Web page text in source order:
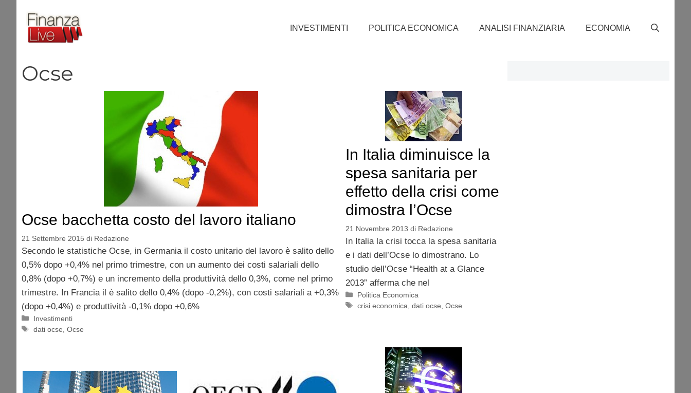
contenuto
INVESTIMENTI POLITICA ECONOMICA ANALISI FINANZIARIA ECONOMIA
Ocse
Ocse bacchetta costo del lavoro italiano
21 Settembre 2015 di Redazione
Secondo le statistiche Ocse, in Germania il costo unitario del lavoro è salito dello
0,5% dopo +0,4% nel primo trimestre, con un aumento dei costi salariali dello
0,8% (dopo +0,7%) e un incremento della produttività dello 0,3%, come nel primo
trimestre. In Francia il è salito dello 0,4% (dopo -0,2%), con costi salariali a +0,3%
(dopo +0,4%) e produttività -0,1% dopo +0,6%
Categorie
Investimenti
Tag
dati ocse ,Ocse
In Italia diminuisce la
spesa sanitaria per
effetto della crisi come
dimostra l’Ocse
21 Novembre 2013 di Redazione
In Italia la crisi tocca la spesa sanitaria
e i dati dell’Ocse lo dimostrano. Lo
studio dell’Ocse “Health at a Glance
2013” afferma che nel
Categorie
Politica Economica
Tag
crisi economica ,dati ocse ,Ocse